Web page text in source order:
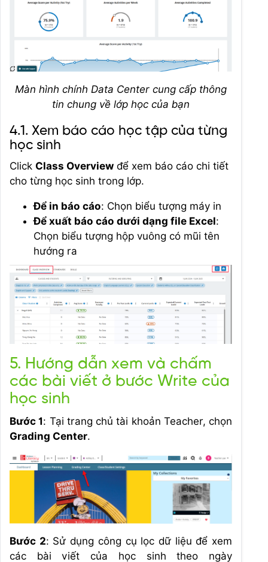
Màn hình chính Data Center cung cấp thông
tin chung về lớp học của bạn
4.1. Xem báo cáo học tập của từng
học sinh
Click Class Overview để xem báo cáo chi tiết
cho từng học sinh trong lớp.
Để in báo cáo: Chọn biểu tượng máy in
Để xuất báo cáo dưới dạng file Excel:
Chọn biểu tượng hộp vuông có mũi tên
hướng ra
5. Hướng dẫn xem và chấm
các bài viết ở bước Write của
học sinh
Bước 1: Tại trang chủ tài khoản Teacher, chọn
Grading Center.
Bước 2: Sử dụng công cụ lọc dữ liệu để xem
các bài viết của học sinh theo ngày